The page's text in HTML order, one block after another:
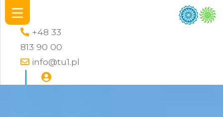
+48 33
813 90 00
info@tu1.pl